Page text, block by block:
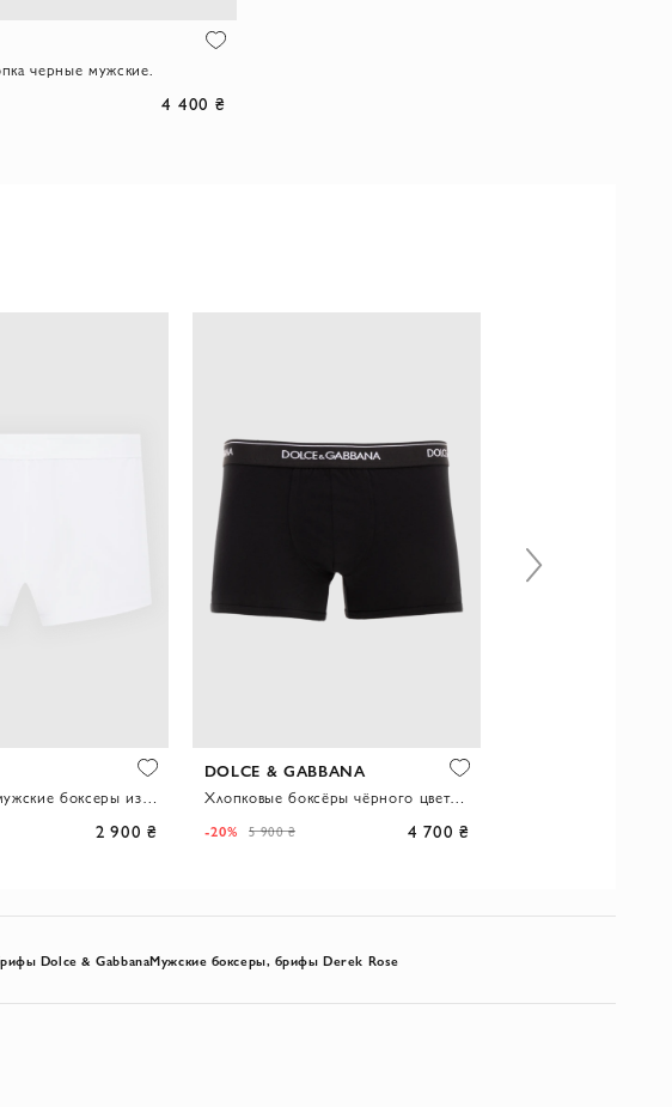
черные мужские.
4 400 ₴
Белоснежные мужские боксеры из элитного мерсеризованного хлопка
2 900 ₴
DOLCE & GABBANA
Хлопковые боксёры чёрного цвета с комфортной посадкой и логотипом
-20% 5 900 ₴ 4 700 ₴
Dolce & GabbanaМужские боксеры, брифы Derek Rose